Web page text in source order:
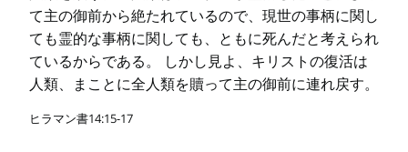
て主の御前から絶たれているので、現世の事柄に関し
ても霊的な事柄に関しても、ともに死んだと考えられ
ているからである。 しかし見よ、キリストの復活は
人類、まことに全人類を贖って主の御前に連れ戻す。
ヒラマン書14:15-17